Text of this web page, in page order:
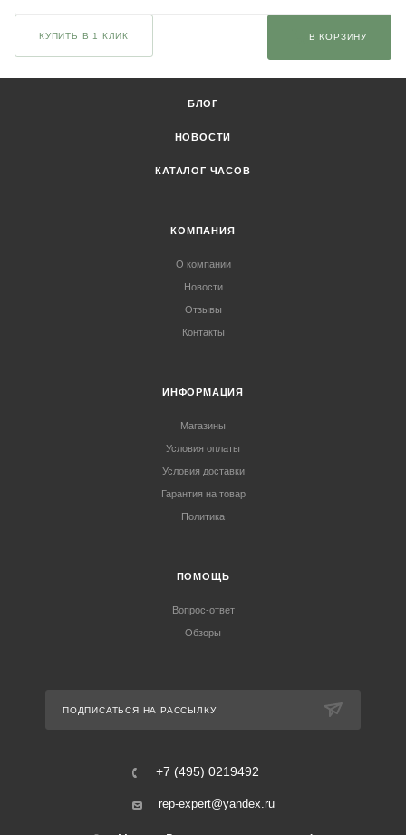
КУПИТЬ В 1 КЛИК В КОРЗИНУ
БЛОГ
НОВОСТИ
КАТАЛОГ ЧАСОВ
КОМПАНИЯ
О компании
Новости
Отзывы
Контакты
ИНФОРМАЦИЯ
Магазины
Условия оплаты
Условия доставки
Гарантия на товар
Политика
ПОМОЩЬ
Вопрос-ответ
Обзоры
ПОДПИСАТЬСЯ НА РАССЫЛКУ
+7 (495) 0219492
rep-expert@yandex.ru